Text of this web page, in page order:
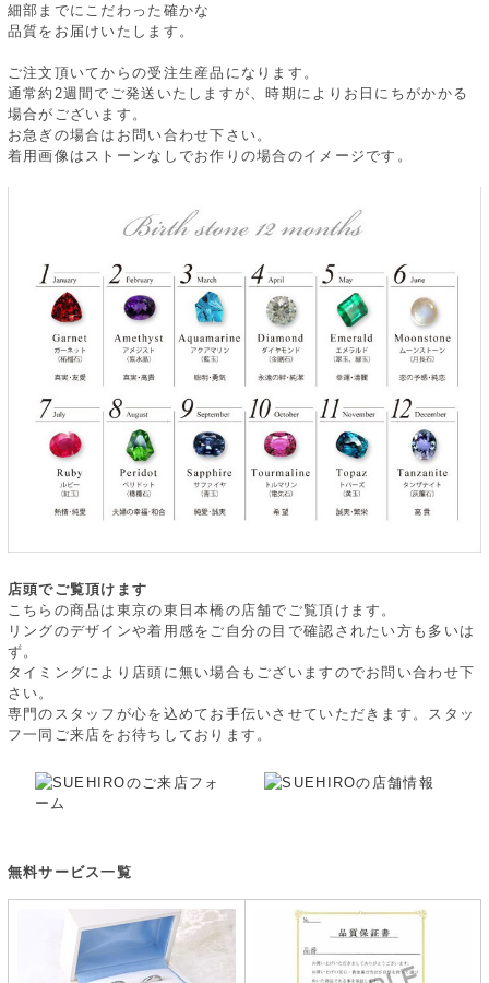
細部までにこだわった確かな
品質をお届けいたします。
ご注文頂いてからの受注生産品になります。
通常約2週間でご発送いたしますが、時期によりお日にちがかかる
場合がございます。
お急ぎの場合はお問い合わせ下さい。
着用画像はストーンなしでお作りの場合のイメージです。
店頭でご覧頂けます
こちらの商品は東京の東日本橋の店舗でご覧頂けます。
リングのデザインや着用感をご自分の目で確認されたい方も多いは
ず。
タイミングにより店頭に無い場合もございますのでお問い合わせ下
さい。
専門のスタッフが心を込めてお手伝いさせていただきます。スタッ
フ一同ご来店をお待ちしております。
無料サービス一覧